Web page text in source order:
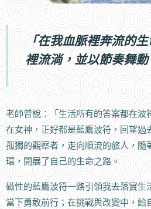
「在我血脈裡奔流的
裡流淌，並以節奏舞
老師曾說：「生活所有的答案都在波
在女神，正好都是藍鷹波符，回望過
孤獨的觀察者，走向順流的旅人，隨
環，開展了自己的生命之路。
磁性的藍鷹波符一路引領我去落實生
當下勇敢前行；在挑戰與改變中，給